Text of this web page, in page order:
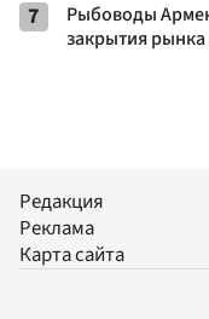
7
Рыбоводы
закрытия рынка
Редакция
Реклама
Карта сайта